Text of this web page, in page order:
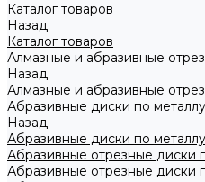
Каталог товаров
Назад
Каталог товаров
Алмазные и абразивные
Назад
Алмазные и абразивные
Абразивные диски по металлу
Назад
Абразивные диски по металлу
Абразивные отрезные диски
Абразивные отрезные диски